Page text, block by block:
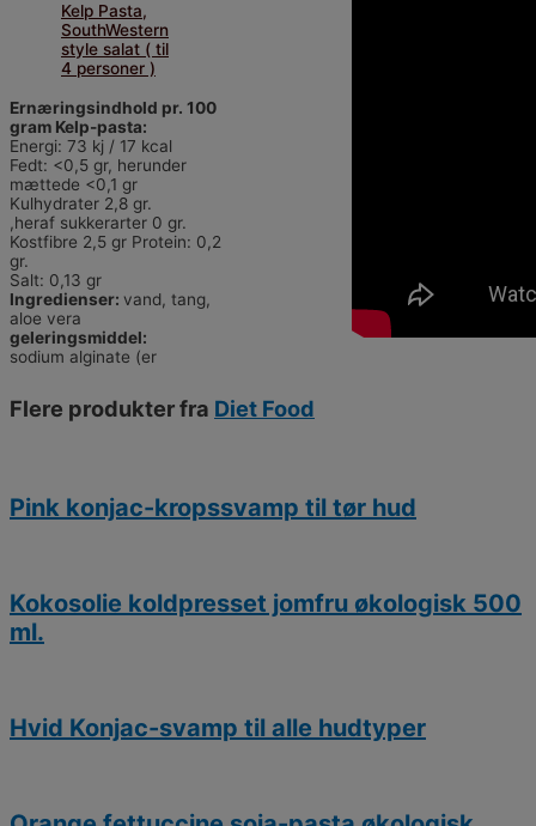
Kelp Pasta,
SouthWestern
style salat ( til
4 personer )
Ernæringsindhold pr. 100
gram Kelp-pasta:
Energi: 73 kj / 17 kcal
Fedt: <0,5 gr, herunder
mættede <0,1 gr
Kulhydrater 2,8 gr.
,heraf sukkerarter 0 gr.
Kostfibre 2,5 gr Protein: 0,2
gr.
Salt: 0,13 gr
Ingredienser: vand, tang,
aloe vera
geleringsmiddel:
sodium alginate (er
Flere produkter fra Diet Food
Pink konjac-kropssvamp til tør hud
Kokosolie koldpresset jomfru økologisk 500
ml.
Hvid Konjac-svamp til alle hudtyper